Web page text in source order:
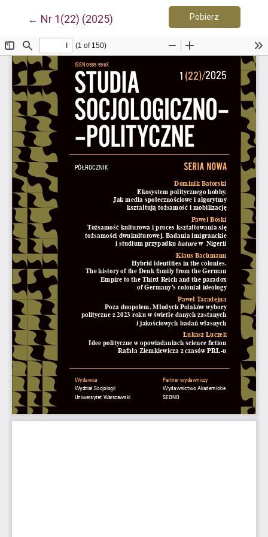
← Wróć do szczegółów artykułu
Nr 1(22) (2025) Pobierz